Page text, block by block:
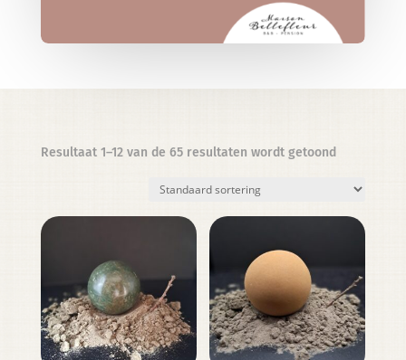
Resultaat 1–12 van de 65 resultaten wordt getoond